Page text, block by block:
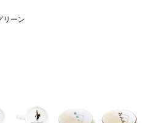
リーン